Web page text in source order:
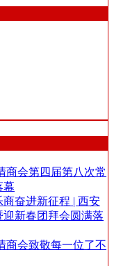
商会第四届第八次常
幕
商奋进新征程 | 西安
新春团拜会圆满落
商会致敬每一位了不